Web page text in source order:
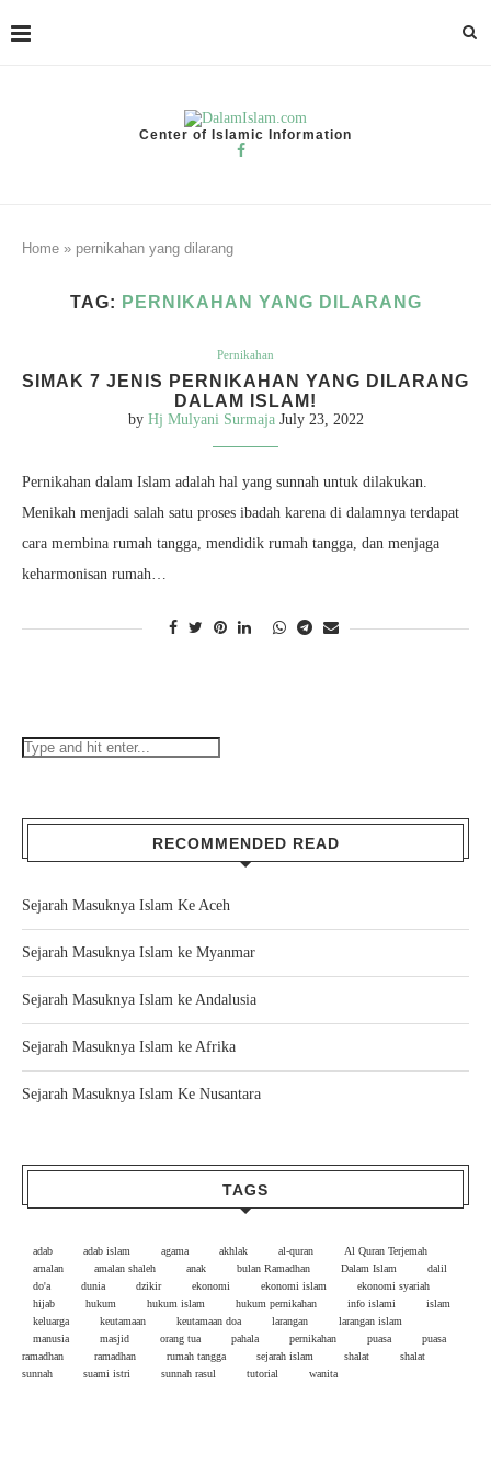
Center of Islamic Information
Home » pernikahan yang dilarang
TAG: PERNIKAHAN YANG DILARANG
Pernikahan
SIMAK 7 JENIS PERNIKAHAN YANG DILARANG
DALAM ISLAM!
by Hj Mulyani Surmaja July 23, 2022
Pernikahan dalam Islam adalah hal yang sunnah untuk dilakukan.
Menikah menjadi salah satu proses ibadah karena di dalamnya terdapat
cara membina rumah tangga, mendidik rumah tangga, dan menjaga
keharmonisan rumah…
RECOMMENDED READ
Sejarah Masuknya Islam Ke Aceh
Sejarah Masuknya Islam ke Myanmar
Sejarah Masuknya Islam ke Andalusia
Sejarah Masuknya Islam ke Afrika
Sejarah Masuknya Islam Ke Nusantara
TAGS
adab adab islam agama akhlak al-quran
Al Quran Terjemah
amalan
amalan shaleh anak bulan Ramadhan Dalam Islam
dalil
do'a
dunia dzikir ekonomi ekonomi islam
ekonomi syariah
hijab
hukum hukum islam hukum pernikahan info islami
islam
keluarga
keutamaan keutamaan doa larangan
larangan islam
manusia
masjid orang tua pahala pernikahan puasa
puasa
ramadhan
ramadhan rumah tangga sejarah islam shalat
shalat
sunnah
suami istri sunnah rasul tutorial wanita